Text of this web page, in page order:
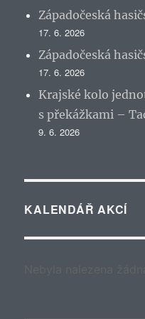
Západočeská
17. 6. 2026
Západočeská
17. 6. 2026
Krajské kolo
s překážkami –
9. 6. 2026
KALENDÁŘ AKCÍ